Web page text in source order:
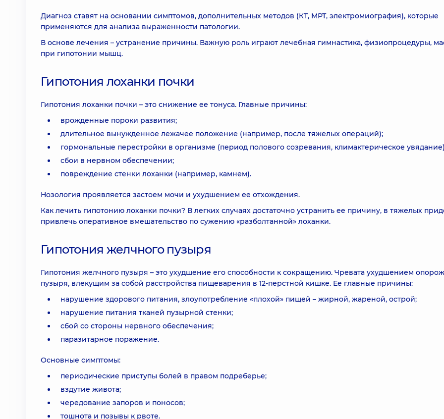
Диагноз ставят на основании симптомов, дополнительных методов (КТ, МРТ, электромиография), которые
применяются для анализа выраженности патологии.
В основе лечения – устранение причины. Важную роль играют лечебная гимнастика, физиопроцедуры,
при гипотонии мышц.
Гипотония лоханки почки
Гипотония лоханки почки – это снижение ее тонуса. Главные причины:
врожденные пороки развития;
длительное вынужденное лежачее положение (например, после тяжелых операций);
гормональные перестройки в организме (период полового созревания, климактерическое
сбои в нервном обеспечении;
повреждение стенки лоханки (например, камнем).
Нозология проявляется застоем мочи и ухудшением ее отхождения.
Как лечить гипотонию лоханки почки? В легких случаях достаточно устранить ее причину, в тяжелых
привлечь оперативное вмешательство по сужению «разболтанной» лоханки.
Гипотония желчного пузыря
Гипотония желчного пузыря – это ухудшение его способности к сокращению. Чревата ухудшением
пузыря, влекущим за собой расстройства пищеварения в 12-перстной кишке. Ее главные причины:
нарушение здорового питания, злоупотребление «плохой» пищей – жирной, жареной, острой;
нарушение питания тканей пузырной стенки;
сбой со стороны нервного обеспечения;
паразитарное поражение.
Основные симптомы:
периодические приступы болей в правом подреберье;
вздутие живота;
чередование запоров и поносов;
тошнота и позывы к рвоте.